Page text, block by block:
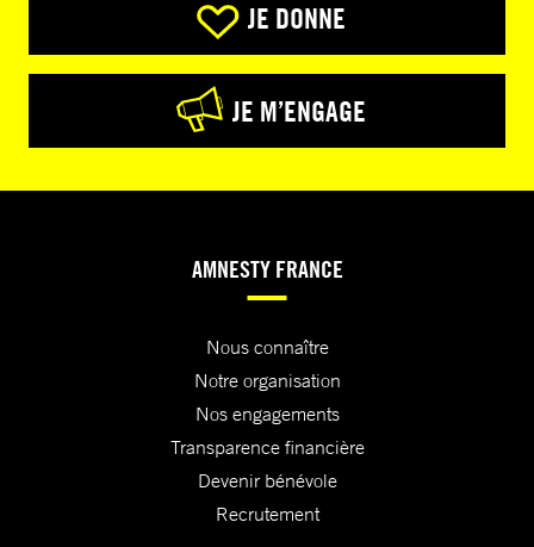
JE DONNE
JE M’ENGAGE
AMNESTY FRANCE
Nous connaître
Notre organisation
Nos engagements
Transparence financière
Devenir bénévole
Recrutement